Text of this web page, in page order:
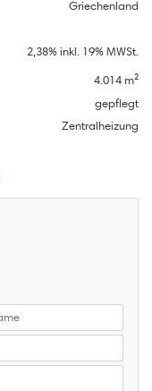
Griechenland
2,38% inkl. 19% MWSt.
4.014 m²
gepflegt
Zentralheizung